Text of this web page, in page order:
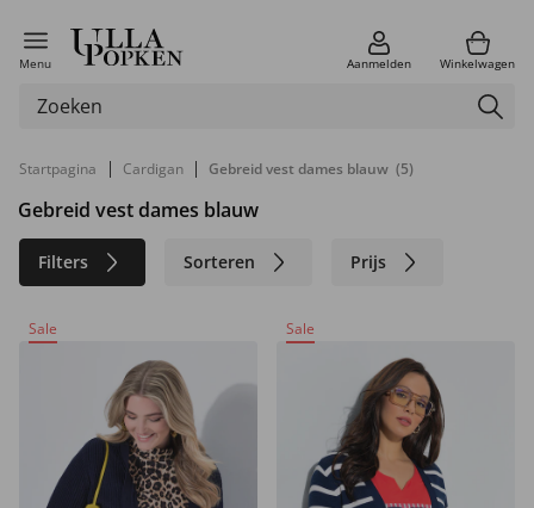
Menu Aanmelden Winkelwagen
Startpagina | Cardigan | Gebreid vest dames blauw (5)
Gebreid vest dames blauw
Filters Sorteren Prijs
Sale Sale